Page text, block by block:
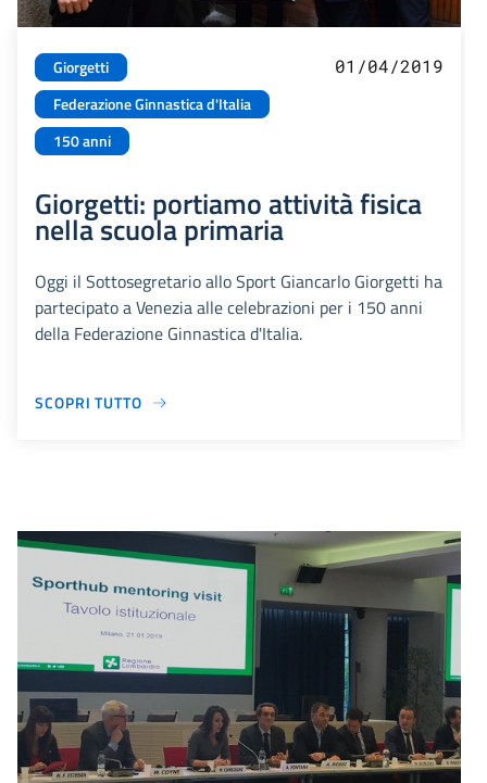
Giorgetti
Federazione Ginnastica d'Italia
150 anni
01/04/2019
Giorgetti: portiamo attività fisica
nella scuola primaria
Oggi il Sottosegretario allo Sport Giancarlo Giorgetti ha
partecipato a Venezia alle celebrazioni per i 150 anni
della Federazione Ginnastica d'Italia.
SCOPRI TUTTO